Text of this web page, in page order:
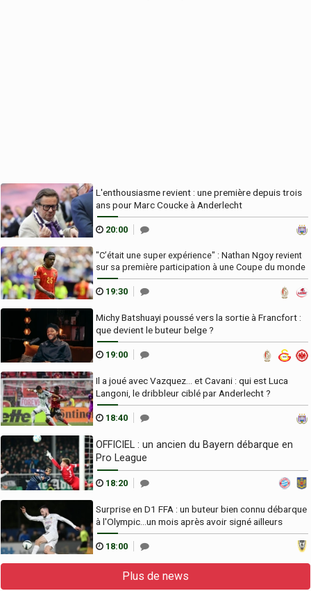
L'enthousiasme revient : une première depuis trois
ans pour Marc Coucke à Anderlecht
20:00
"C’était une super expérience" : Nathan Ngoy revient
sur sa première participation à une Coupe du monde
19:30
Michy Batshuayi poussé vers la sortie à Francfort :
que devient le buteur belge ?
19:00
Il a joué avec Vazquez... et Cavani : qui est Luca
Langoni, le dribbleur ciblé par Anderlecht ?
18:40
OFFICIEL : un ancien du Bayern débarque en
Pro League
18:20
Surprise en D1 FFA : un buteur bien connu débarque
à l'Olympic...un mois après avoir signé ailleurs
18:00
Plus de news